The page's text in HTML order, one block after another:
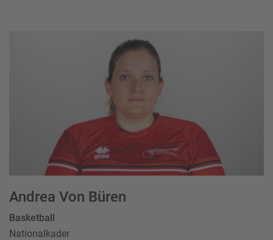
Andrea Von Büren
Basketball
Nationalkader